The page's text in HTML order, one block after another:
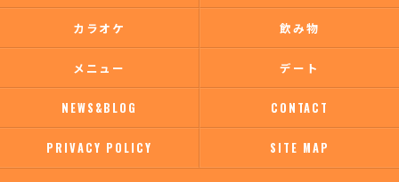
カラオケ 飲み物
メニュー デート
NEWS&BLOG CONTACT
PRIVACY POLICY SITE MAP